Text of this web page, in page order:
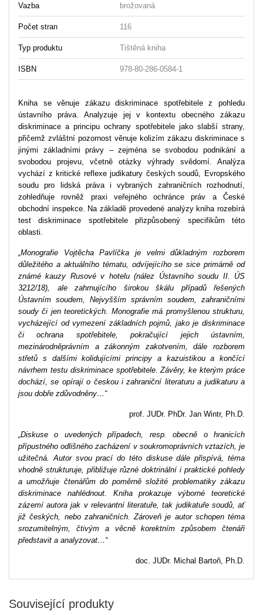
Vazba brožovaná
Počet stran 116
Typ produktu Tištěná kniha
ISBN 978-80-286-0584-1
Kniha se věnuje zákazu diskriminace spotřebitele z pohledu
ústavního práva. Analyzuje jej v kontextu obecného zákazu
diskriminace a principu ochrany spotřebitele jako slabší strany,
přičemž zvláštní pozornost věnuje kolizím zákazu diskriminace s
jinými základními právy – zejména se svobodou podnikání a
svobodou projevu, včetně otázky výhrady svědomí. Analýza
vychází z kritické reflexe judikatury českých soudů, Evropského
soudu pro lidská práva i vybraných zahraničních rozhodnutí,
zohledňuje rovněž praxi veřejného ochránce práv a České
obchodní inspekce. Na základě provedené analýzy kniha rozebírá
test diskriminace spotřebitele přizpůsobený specifikům této
oblasti.
„Monografie Vojtěcha Pavlíčka je velmi důkladným rozborem
důležitého a aktuálního tématu, odvíjejícího se sice primárně od
známé kauzy Rusové v hotelu (nález Ústavního soudu II. ÚS
3212/18), ale zahrnujícího širokou škálu případů řešených
Ústavním soudem, Nejvyšším správním soudem, zahraničními
soudy či jen teoretických. Monografie má promyšlenou strukturu,
vycházející od vymezení základních pojmů, jako je diskriminace
či ochrana spotřebitele, pokračující jejich ústavním,
mezinárodněprávním a zákonným zakotvením, dále rozborem
střetů s dalšími kolidujícími principy a kazuistikou a končící
návrhem testu diskriminace spotřebitele. Závěry, ke kterým práce
dochází, se opírají o českou i zahraniční literaturu a judikaturu a
jsou dobře zdůvodněny…“
prof. JUDr. PhDr. Jan Wintr, Ph.D.
„Diskuse o uvedených případech, resp. obecně o hranicích
přípustného odlišného zacházení v soukromoprávních vztazích, je
užitečná. Autor svou prací do této diskuse dále přispívá, téma
vhodně strukturuje, přibližuje různé doktrinální i praktické pohledy
a umožňuje čtenářům do poměrně složité problematiky zákazu
diskriminace nahlédnout. Kniha prokazuje výborné teoretické
zázemí autora jak v relevantní literatuře, tak judikatuře soudů, ať
již českých, nebo zahraničních. Zároveň je autor schopen téma
srozumitelným, čtivým a věcně korektním způsobem čtenáři
představit a analyzovat…“
doc. JUDr. Michal Bartoň, Ph.D.
Související produkty